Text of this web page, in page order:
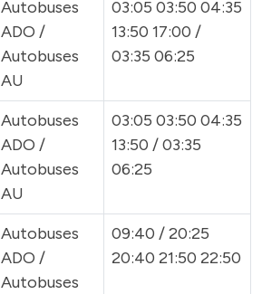
Autobuses
ADO /
Autobuses
AU
03:05 03:50 04:35
13:50 17:00 /
03:35 06:25
Autobuses
ADO /
Autobuses
AU
03:05 03:50 04:35
13:50 / 03:35
06:25
Autobuses
ADO /
Autobuses
09:40 / 20:25
20:40 21:50 22:50